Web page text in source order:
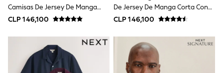
All Underwear
Pyjamas
Socks & Tights
All Bags & Accessories
Bags
Shop all
Camisas De Jersey De Manga
Corta Con Cuello De Solapa 3
CLP 146,100
De Jersey De Manga Corta Con
Cuello De Solapa 3 Pack
CLP 146,100